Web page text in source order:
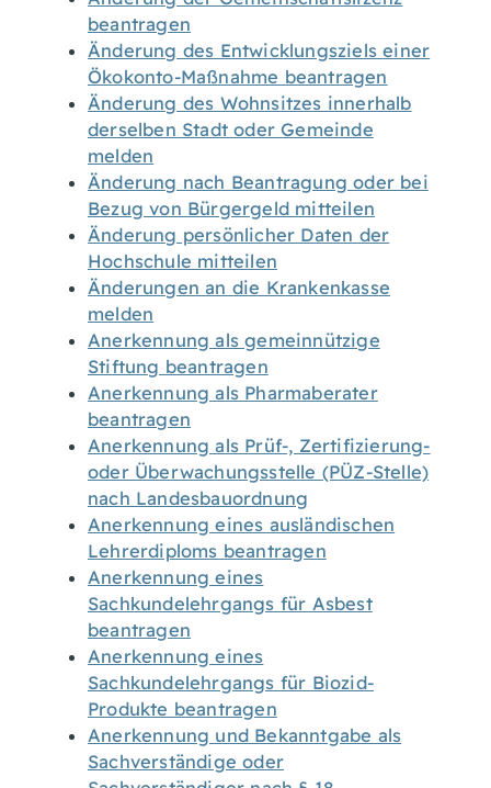
beantragen
Änderung des Entwicklungsziels einer
Ökokonto-Maßnahme beantragen
Änderung des Wohnsitzes innerhalb
derselben Stadt oder Gemeinde
melden
Änderung nach Beantragung oder bei
Bezug von Bürgergeld mitteilen
Änderung persönlicher Daten der
Hochschule mitteilen
Änderungen an die Krankenkasse
melden
Anerkennung als gemeinnützige
Stiftung beantragen
Anerkennung als Pharmaberater
beantragen
Anerkennung als Prüf-, Zertifizierung-
oder Überwachungsstelle (PÜZ-Stelle)
nach Landesbauordnung
Anerkennung eines ausländischen
Lehrerdiploms beantragen
Anerkennung eines
Sachkundelehrgangs für Asbest
beantragen
Anerkennung eines
Sachkundelehrgangs für Biozid-
Produkte beantragen
Anerkennung und Bekanntgabe als
Sachverständige oder